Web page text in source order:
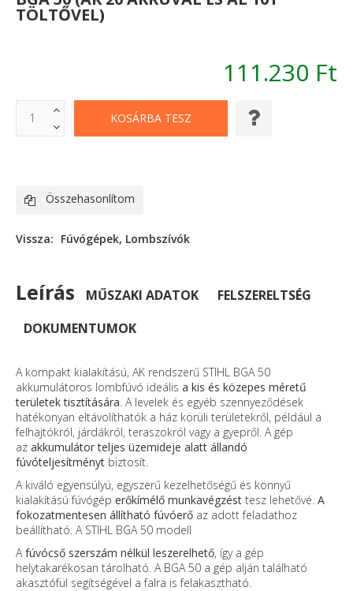
TÖLTŐVEL)
111.230 Ft
Összehasonlítom
Vissza: Fúvógépek, Lombszívók
Leírás MŰSZAKI ADATOK
FELSZERELTSÉG
DOKUMENTUMOK
A kompakt kialakítású, AK rendszerű STIHL BGA 50
akkumulátoros lombfúvó ideális a kis és közepes méretű
területek tisztítására. A levelek és egyéb szennyeződések
hatékonyan eltávolíthatók a ház körüli területekről, például a
felhajtókról, járdákról, teraszokról vagy a gyepről. A gép
az akkumulátor teljes üzemideje alatt állandó
fúvóteljesítményt biztosít.
A kiváló egyensúlyú, egyszerű kezelhetőségű és könnyű
kialakítású fúvógép erőkímélő munkavégzést tesz lehetővé. A
fokozatmentesen állítható fúvóerő az adott feladathoz
beállítható. A STIHL BGA 50 modell
Afúvócső szerszám nélkül leszerelhető, így a gép
helytakarékosan tárolható. A BGA 50 a gép alján található
akasztófül segítségével a falra is felakasztható.